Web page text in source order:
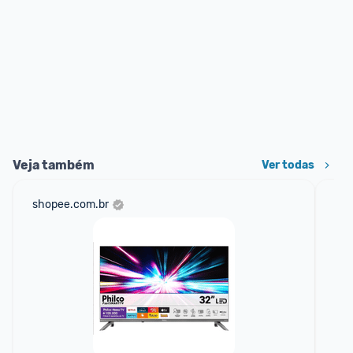
Veja também Ver todas
shopee.com.br